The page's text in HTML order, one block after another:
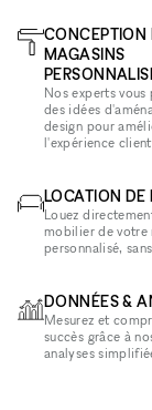
CONCEPTION
MAGASINS
Nos experts
des idées
design pour
l'expérience
LOCATION DE
Louez
mobilier de votre
personnalisé,
DONNÉES &
Mesurez et
succès grâce à
analyses